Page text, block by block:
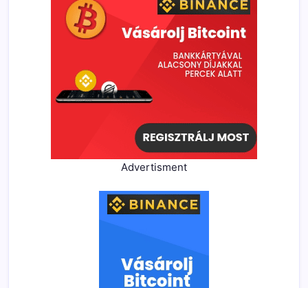
Advertisment